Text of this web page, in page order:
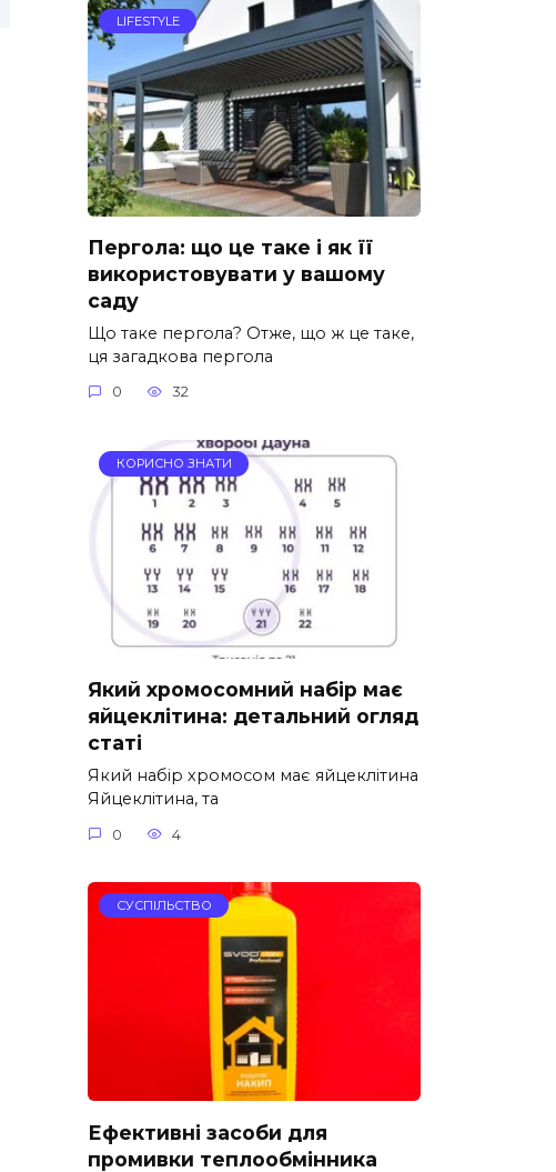
LIFESTYLE
Пергола: що це таке і як її
використовувати у вашому
саду
Що таке пергола? Отже, що ж це таке,
ця загадкова пергола
0 32
КОРИСНО ЗНАТИ
Який хромосомний набір має
яйцеклітина: детальний огляд
статі
Який набір хромосом має яйцеклітина
Яйцеклітина, та
0 4
СУСПІЛЬСТВО
Ефективні засоби для
промивки теплообмінника